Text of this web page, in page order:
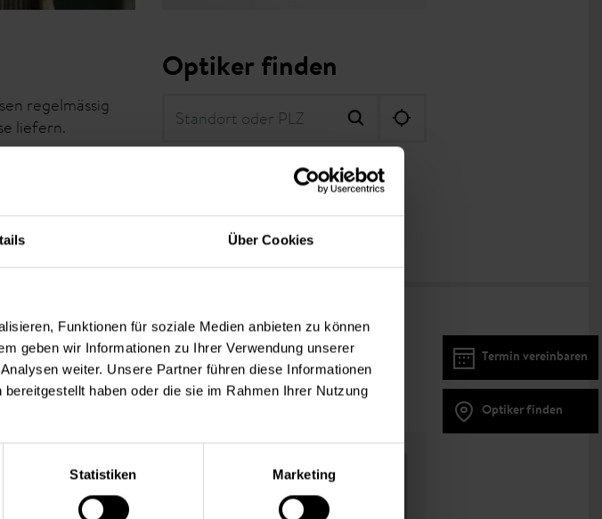
Über Cookies
Funktionen für soziale Medien anbieten zu können
geben wir Informationen zu Ihrer Verwendung unserer
weiter. Unsere Partner führen diese Informationen
haben oder die sie im Rahmen Ihrer Nutzung
Statistiken Marketing
regelmässig
liefern.
Optiker finden
Alle Optiker anzeigen
Optiker finden
Termin vereinbaren